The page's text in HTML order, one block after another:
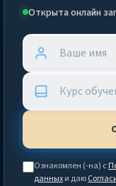
Открыта онлайн
Ознакомлен (-на) с
данныхи даю